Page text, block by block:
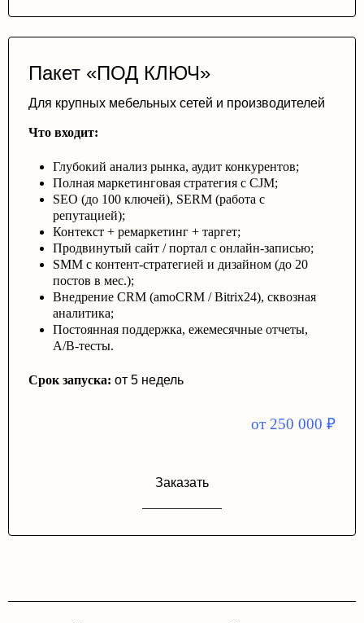
Пакет «ПОД КЛЮЧ»
Для крупных мебельных сетей и производителей
Что входит:
Глубокий анализ рынка, аудит конкурентов;
Полная маркетинговая стратегия с CJM;
SEO (до 100 ключей), SERM (работа с
репутацией);
Контекст + ремаркетинг + таргет;
Продвинутый сайт / портал с онлайн-записью;
SMM с контент-стратегией и дизайном (до 20
постов в мес.);
Внедрение CRM (amoCRM / Bitrix24), сквозная
аналитика;
Постоянная поддержка, ежемесячные отчеты,
A/B-тесты.
Срок запуска: от 5 недель
от 250 000 ₽
Заказать